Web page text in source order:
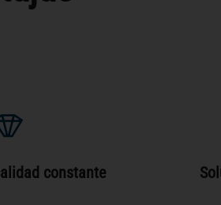
constante